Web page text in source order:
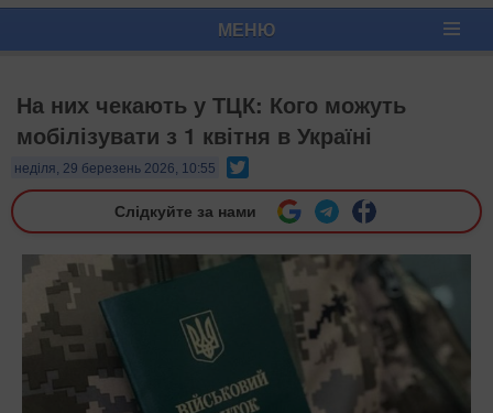
МЕНЮ
На них чекають у ТЦК: Кого можуть
мобілізувати з 1 квітня в Україні
неділя, 29 березень 2026, 10:55
Слідкуйте за нами